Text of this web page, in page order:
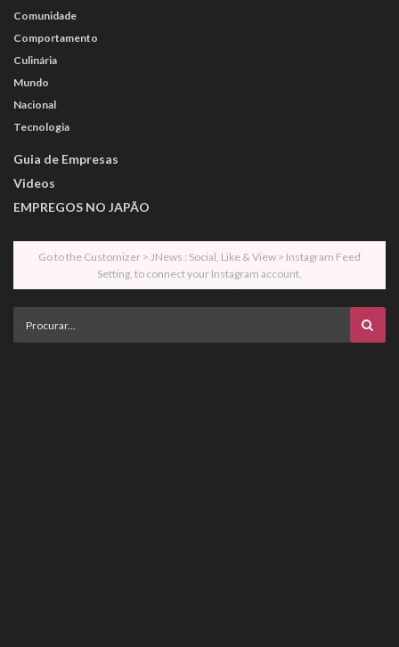
Comunidade
Comportamento
Culinária
Mundo
Nacional
Tecnologia
Guia de Empresas
Videos
EMPREGOS NO JAPÃO
Go to the Customizer > JNews : Social, Like & View > Instagram Feed
Setting, to connect your Instagram account.